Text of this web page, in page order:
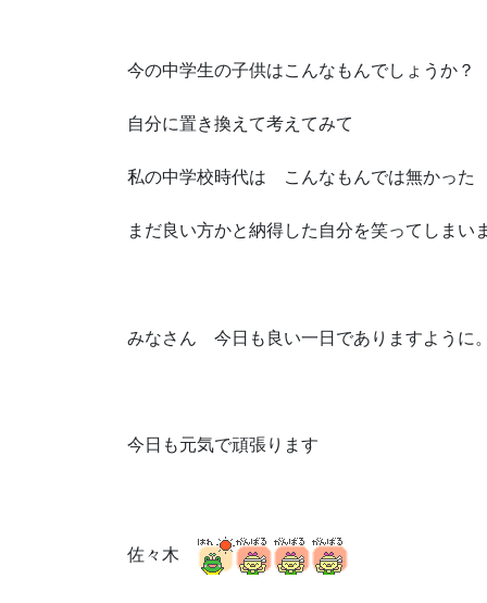
今の中学生の子供はこんなもんでしょうか？
自分に置き換えて考えてみて
私の中学校時代は こんなもんでは無かった
まだ良い方かと納得した自分を笑ってしまい
みなさん 今日も良い一日でありますように。
今日も元気で頑張ります
佐々木